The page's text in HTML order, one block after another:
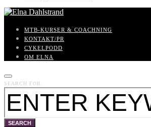
MTB-KURSER & COACHNING
KONTAKT/PR
CYKELPODD
OM ELNA
SEARCH FOR:
SEARCH